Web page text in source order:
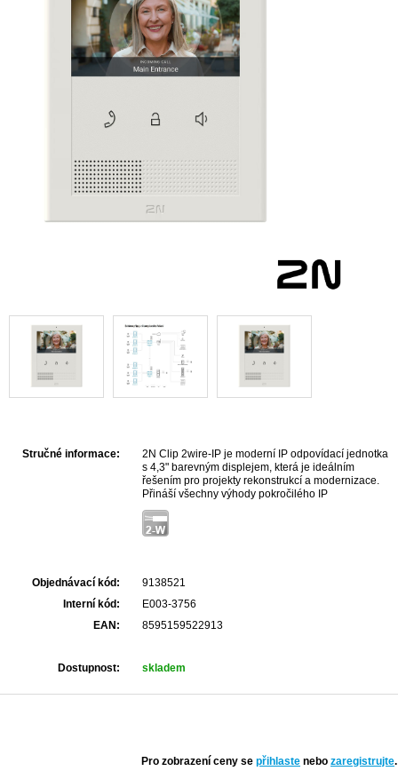
Stručné informace:
2N Clip 2wire-IP je moderní IP odpovídací jednotka
s 4,3" barevným displejem, která je ideálním
řešením pro projekty rekonstrukcí a modernizace.
Přináší všechny výhody pokročilého IP
interkomového systému do budov, kde je k dispozici
pouze stávající analogová 2drátová kabeláž.
Objednávací kód:
9138521
Interní kód:
E003-3756
EAN:
8595159522913
Dostupnost: skladem
Pro zobrazení ceny se přihlaste nebo zaregistrujte.